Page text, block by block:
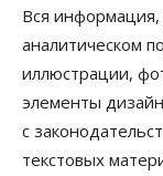
отказов в
06 Августа 2026,
В 16
06 Августа 2026,
Вся
аналитическом
иллюстрации,
элементы
с
текстовых